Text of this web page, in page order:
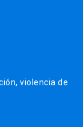
violencia de